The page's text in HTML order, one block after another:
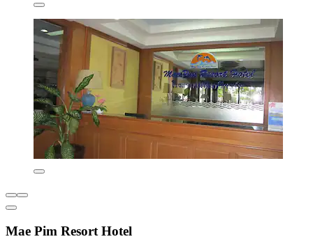
Mae Pim Resort Hotel